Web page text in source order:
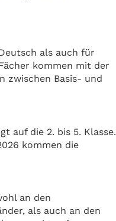
als auch für
kommen mit der
zwischen Basis- und
auf die 2. bis 5. Klasse.
kommen die
an den
als auch an den